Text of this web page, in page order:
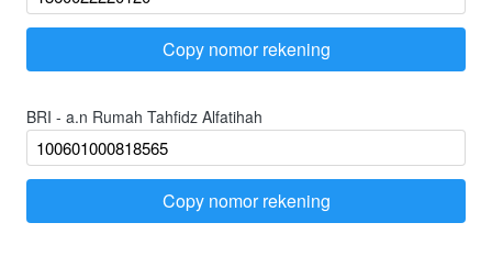
`
Copy nomor rekening
BRI - a.n Rumah Tahfidz Alfatihah
`
Copy nomor rekening